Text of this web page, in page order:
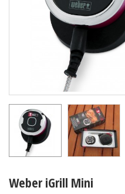
Weber iGrill Mini